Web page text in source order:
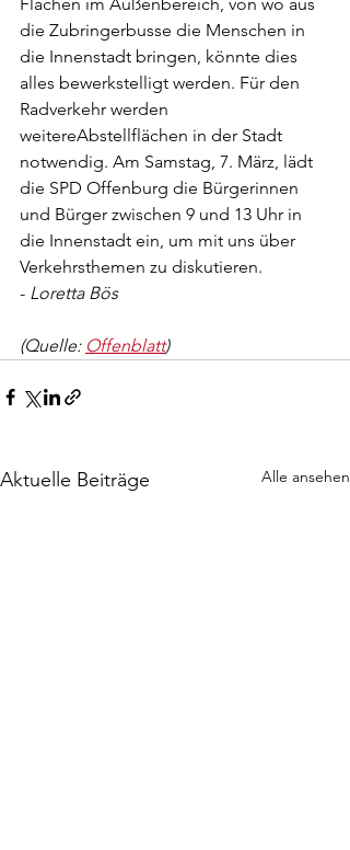
Flächen im Außenbereich, von wo aus
die Zubringerbusse die Menschen in
die Innenstadt bringen, könnte dies
alles bewerkstelligt werden. Für den
Radverkehr werden
weitereAbstellflächen in der Stadt
notwendig. Am Samstag, 7. März, lädt
die SPD Offenburg die Bürgerinnen
und Bürger zwischen 9 und 13 Uhr in
die Innenstadt ein, um mit uns über
Verkehrsthemen zu diskutieren.
- Loretta Bös
(Quelle: Offenblatt)
Aktuelle Beiträge Alle ansehen